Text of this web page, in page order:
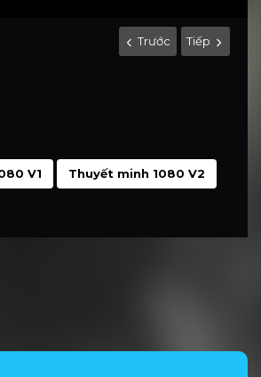
Trước Tiếp
V1 Thuyết minh 1080 V2